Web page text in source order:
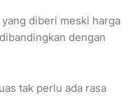
diberi meski harga
dengan
tak perlu ada rasa